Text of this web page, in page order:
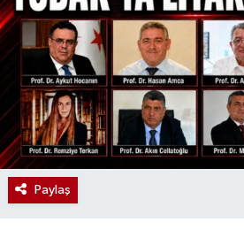
Paylaş